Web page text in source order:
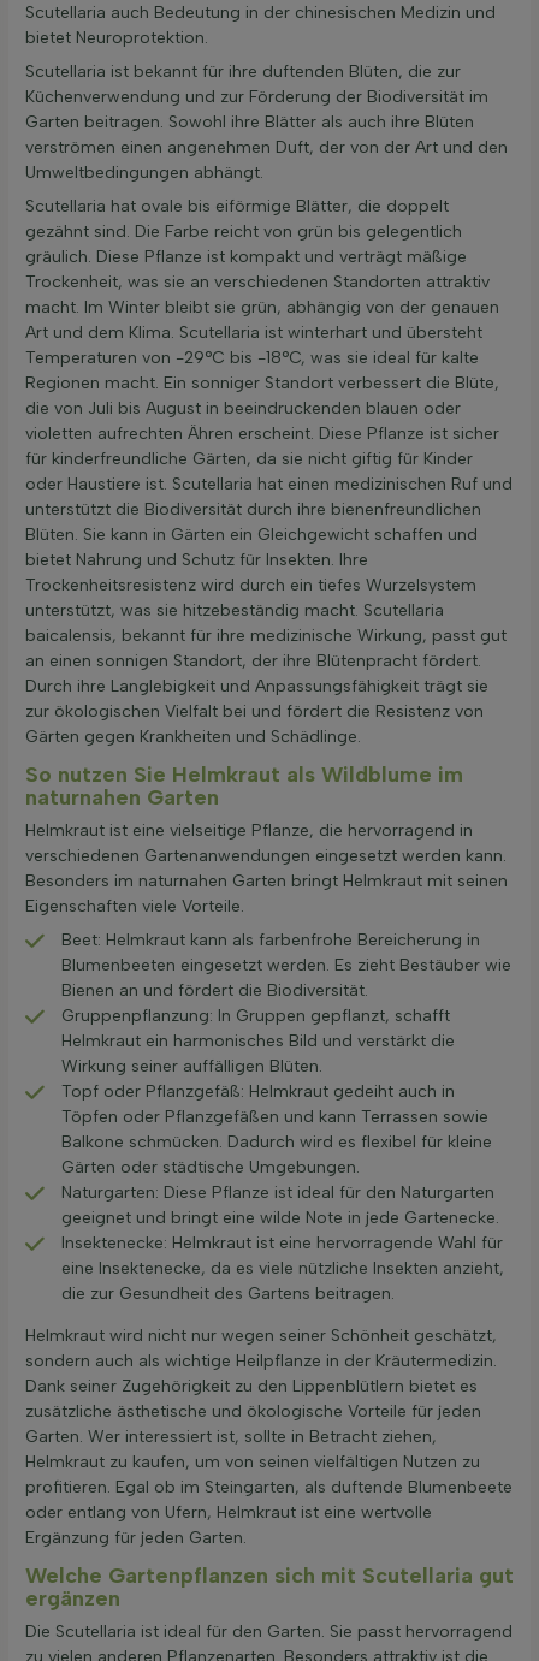
Scutellaria auch Bedeutung in der chinesischen Medizin und
bietet Neuroprotektion.
Scutellaria ist bekannt für ihre duftenden Blüten, die zur
Küchenverwendung und zur Förderung der Biodiversität im
Garten beitragen. Sowohl ihre Blätter als auch ihre Blüten
verströmen einen angenehmen Duft, der von der Art und den
Umweltbedingungen abhängt.
Scutellaria hat ovale bis eiförmige Blätter, die doppelt
gezähnt sind. Die Farbe reicht von grün bis gelegentlich
gräulich. Diese Pflanze ist kompakt und verträgt mäßige
Trockenheit, was sie an verschiedenen Standorten attraktiv
macht. Im Winter bleibt sie grün, abhängig von der genauen
Art und dem Klima. Scutellaria ist winterhart und übersteht
Temperaturen von -29°C bis -18°C, was sie ideal für kalte
Regionen macht. Ein sonniger Standort verbessert die Blüte,
die von Juli bis August in beeindruckenden blauen oder
violetten aufrechten Ähren erscheint. Diese Pflanze ist sicher
für kinderfreundliche Gärten, da sie nicht giftig für Kinder
oder Haustiere ist. Scutellaria hat einen medizinischen Ruf und
unterstützt die Biodiversität durch ihre bienenfreundlichen
Blüten. Sie kann in Gärten ein Gleichgewicht schaffen und
bietet Nahrung und Schutz für Insekten. Ihre
Trockenheitsresistenz wird durch ein tiefes Wurzelsystem
unterstützt, was sie hitzebeständig macht. Scutellaria
baicalensis, bekannt für ihre medizinische Wirkung, passt gut
an einen sonnigen Standort, der ihre Blütenpracht fördert.
Durch ihre Langlebigkeit und Anpassungsfähigkeit trägt sie
zur ökologischen Vielfalt bei und fördert die Resistenz von
Gärten gegen Krankheiten und Schädlinge.
So nutzen Sie Helmkraut als Wildblume im
naturnahen Garten
Helmkraut ist eine vielseitige Pflanze, die hervorragend in
verschiedenen Gartenanwendungen eingesetzt werden kann.
Besonders im naturnahen Garten bringt Helmkraut mit seinen
Eigenschaften viele Vorteile.
Beet: Helmkraut kann als farbenfrohe Bereicherung in
Blumenbeeten eingesetzt werden. Es zieht Bestäuber wie
Bienen an und fördert die Biodiversität.
Gruppenpflanzung: In Gruppen gepflanzt, schafft
Helmkraut ein harmonisches Bild und verstärkt die
Wirkung seiner auffälligen Blüten.
Topf oder Pflanzgefäß: Helmkraut gedeiht auch in
Töpfen oder Pflanzgefäßen und kann Terrassen sowie
Balkone schmücken. Dadurch wird es flexibel für kleine
Gärten oder städtische Umgebungen.
Naturgarten: Diese Pflanze ist ideal für den Naturgarten
geeignet und bringt eine wilde Note in jede Gartenecke.
Insektenecke: Helmkraut ist eine hervorragende Wahl für
eine Insektenecke, da es viele nützliche Insekten anzieht,
die zur Gesundheit des Gartens beitragen.
Helmkraut wird nicht nur wegen seiner Schönheit geschätzt,
sondern auch als wichtige Heilpflanze in der Kräutermedizin.
Dank seiner Zugehörigkeit zu den Lippenblütlern bietet es
zusätzliche ästhetische und ökologische Vorteile für jeden
Garten. Wer interessiert ist, sollte in Betracht ziehen,
Helmkraut zu kaufen, um von seinen vielfältigen Nutzen zu
profitieren. Egal ob im Steingarten, als duftende Blumenbeete
oder entlang von Ufern, Helmkraut ist eine wertvolle
Ergänzung für jeden Garten.
Welche Gartenpflanzen sich mit Scutellaria gut
ergänzen
Die Scutellaria ist ideal für den Garten. Sie passt hervorragend